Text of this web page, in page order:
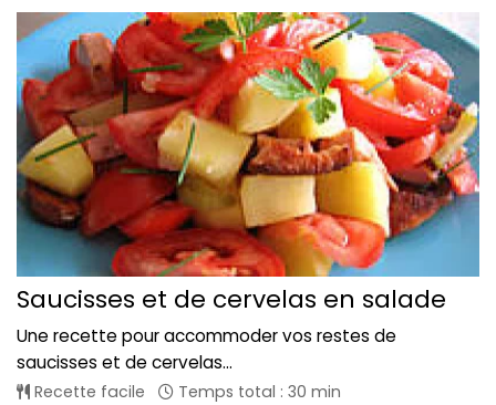
Saucisses et de cervelas en salade
Une recette pour accommoder vos restes de
saucisses et de cervelas...
Recette facile Temps total : 30 min